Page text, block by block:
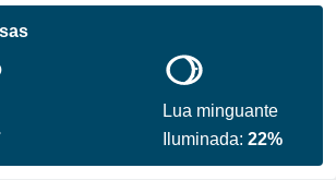
Lua minguante
Iluminada:22%